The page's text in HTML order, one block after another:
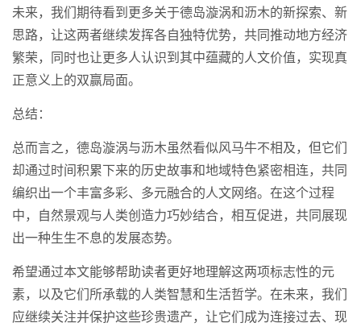
未来，我们期待看到更多关于德岛漩涡和沥木的新探索、新
思路，让这两者继续发挥各自独特优势，共同推动地方经济
繁荣，同时也让更多人认识到其中蕴藏的人文价值，实现真
正意义上的双赢局面。
总结：
总而言之，德岛漩涡与沥木虽然看似风马牛不相及，但它们
却通过时间积累下来的历史故事和地域特色紧密相连，共同
编织出一个丰富多彩、多元融合的人文网络。在这个过程
中，自然景观与人类创造力巧妙结合，相互促进，共同展现
出一种生生不息的发展态势。
希望通过本文能够帮助读者更好地理解这两项标志性的元
素，以及它们所承载的人类智慧和生活哲学。在未来，我们
应继续关注并保护这些珍贵遗产，让它们成为连接过去、现